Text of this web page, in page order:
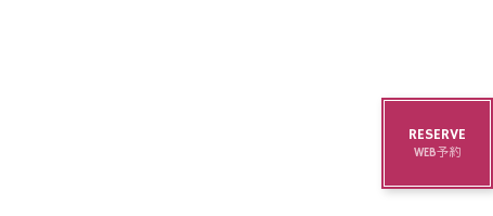
RESERVE
WEB予約